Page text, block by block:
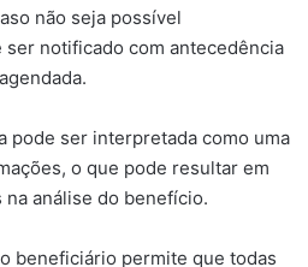
não seja possível
ser notificado com antecedência
pode ser interpretada como uma
o que pode resultar em
análise do benefício.
beneficiário permite que todas